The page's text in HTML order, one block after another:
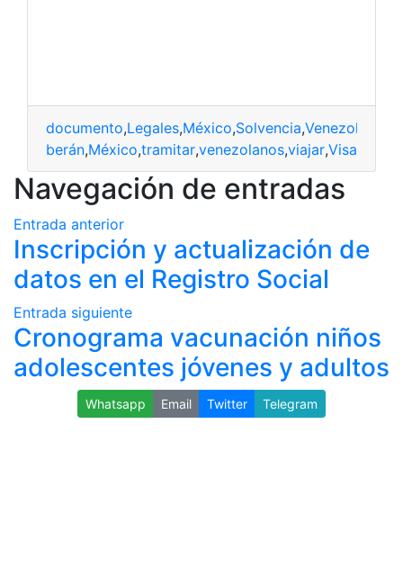
documento,Legales,México,Solvencia,Venezolanos
deberán,México,tramitar,venezolanos,viajar,Visa
Navegación de entradas
Entrada anterior
Inscripción y actualización de
datos en el Registro Social
Entrada siguiente
Cronograma vacunación niños
adolescentes jóvenes y adultos
Whatsapp Email Twitter Telegram